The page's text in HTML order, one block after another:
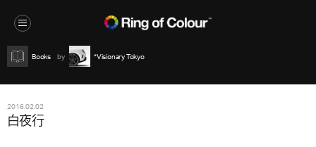
Books *Visionary Tokyo
2016.02.02
白夜行